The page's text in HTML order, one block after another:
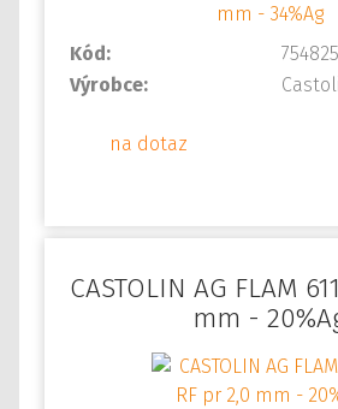
Kód:
754825
Výrobce:
na dotaz
CASTOLIN AG FLAM
mm -